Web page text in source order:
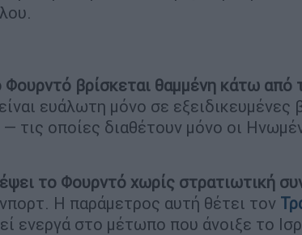
βρίσκεται θαμμένη κάτω από
ευάλωτη μόνο σε εξειδικευμένες
τις οποίες διαθέτουν μόνο οι
το Φουρντό χωρίς στρατιωτική
Η παράμετρος αυτή θέτει τον
ενεργά στο μέτωπο που άνοιξε το